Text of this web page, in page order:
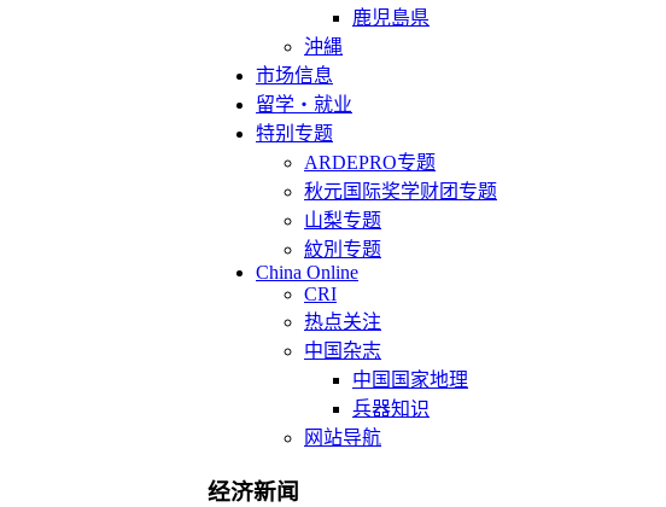
鹿児島県
沖縄
市场信息
留学・就业
特别专题
ARDEPRO专题
秋元国际奖学财团专题
山梨专题
紋別专题
China Online
CRI
热点关注
中国杂志
中国国家地理
兵器知识
网站导航
经济新闻